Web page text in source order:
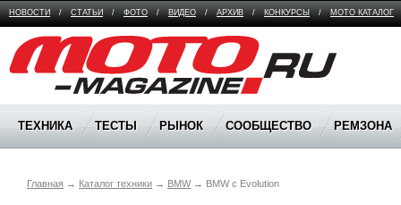
НОВОСТИ / СТАТЬИ / ФОТО / ВИДЕО / АРХИВ / КОНКУРСЫ / МОТО КАТАЛОГ
Moto Magazine
ТЕХНИКА ТЕСТЫ РЫНОК СООБЩЕСТВО РЕМЗОНА
Главная → Каталог техники → BMW→ BMW c Evolution